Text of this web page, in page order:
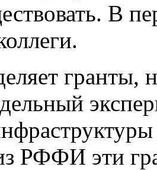
В
гранты,
РФФИ эти